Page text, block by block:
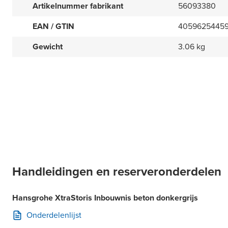
Artikelnummer fabrikant
56093380
EAN / GTIN
Gewicht
3.06 kg
Handleidingen en reserveronderdelen
Hansgrohe XtraStoris Inbouwnis beton donkergrijs
Onderdelenlijst